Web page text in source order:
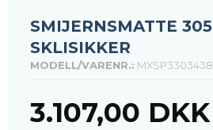
SMIJERNSMATTE
SKLISIKKER
MODELL/VARENR.:
3.107,00 DKK